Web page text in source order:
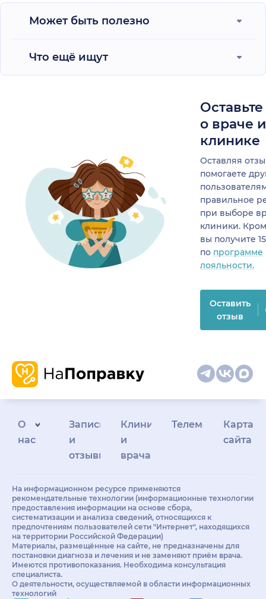
Может быть полезно
Что ещё ищут
о враче
клинике
Оставляя
помогаете
правильное
при выборе
клиники.
вы получите
по программе
лояльности.
Оставить
отзыв
О
нас
Запись
и
отзывы
Клиникам
и
врачам
Телемедицина
Карта
сайта
На информационном ресурсе применяются
рекомендательные технологии (информационные технологии
предоставления информации на основе сбора,
систематизации и анализа сведений, относящихся к
предпочтениям пользователей сети "Интернет", находящихся
на территории Российской Федерации)
Материалы, размещённые на сайте, не предназначены для
постановки диагноза и лечения и не заменяют приём врача.
Имеются противопоказания. Необходима консультация
специалиста.
О деятельности, осуществляемой в области информационных
технологий